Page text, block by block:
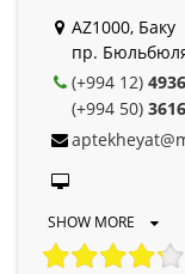
AZ1000, Баку
пр.
(+994 12)
(+994 50)
SHOW MORE